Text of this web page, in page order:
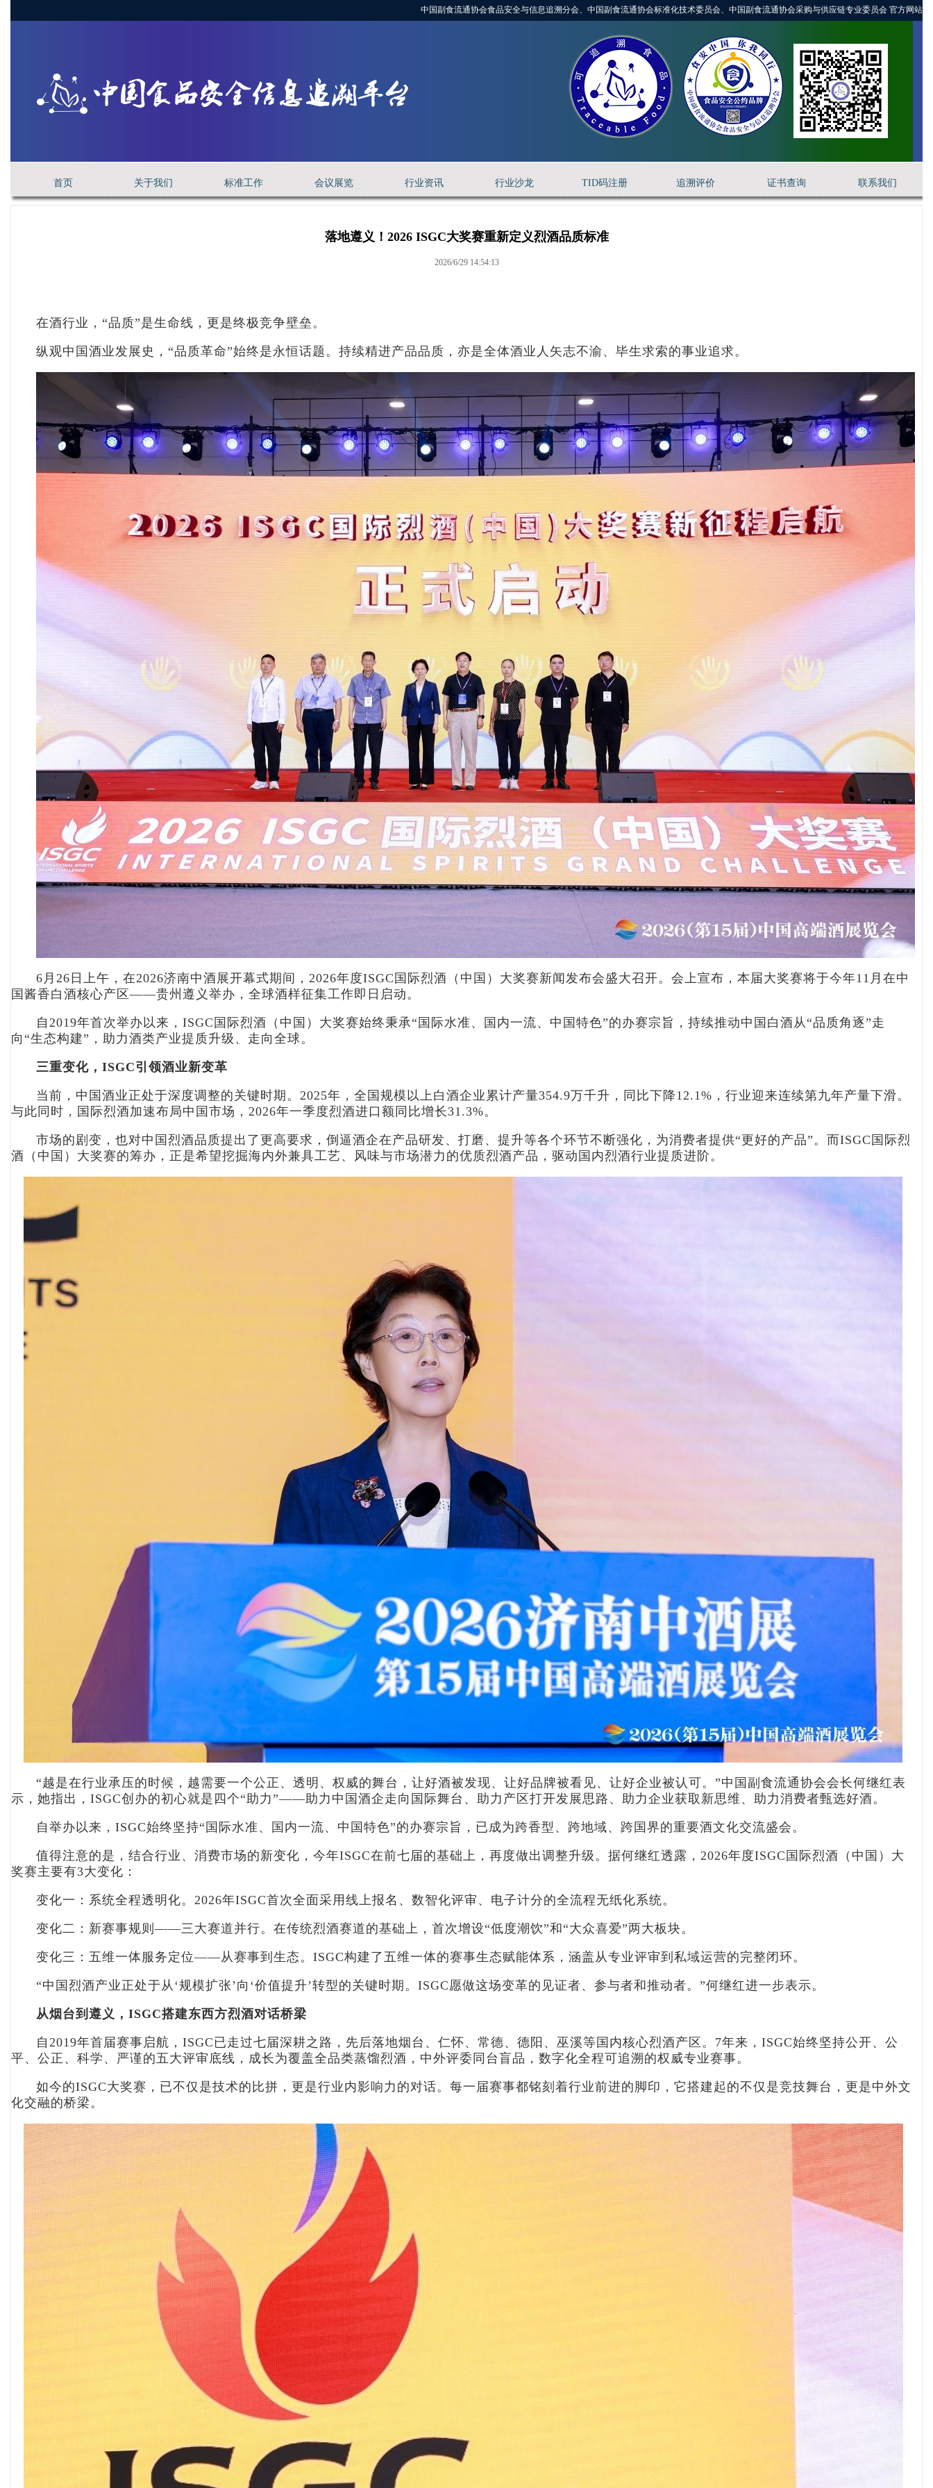
中国副食流通协会食品安全与信息追溯分会、中国副食流通协会标准化技术委员会、中国副食流通协会采购与供应链专业委员会 官方网站
首页 关于我们 标准工作 会议展览 行业资讯 行业沙龙 TID码注册 追溯评价 证书查询 联系我们
落地遵义！2026 ISGC大奖赛重新定义烈酒品质标准
2026/6/29 14:54:13
在酒行业，“品质”是生命线，更是终极竞争壁垒。
纵观中国酒业发展史，“品质革命”始终是永恒话题。持续精进产品品质，亦是全体酒业人矢志不渝、毕生求索的事业追求。
6月26日上午，在2026济南中酒展开幕式期间，2026年度ISGC国际烈酒（中国）大奖赛新闻发布会盛大召开。会上宣布，本届大奖赛将于今年11月在中
国酱香白酒核心产区——贵州遵义举办，全球酒样征集工作即日启动。
自2019年首次举办以来，ISGC国际烈酒（中国）大奖赛始终秉承“国际水准、国内一流、中国特色”的办赛宗旨，持续推动中国白酒从“品质角逐”走
向“生态构建”，助力酒类产业提质升级、走向全球。
三重变化，ISGC引领酒业新变革
当前，中国酒业正处于深度调整的关键时期。2025年，全国规模以上白酒企业累计产量354.9万千升，同比下降12.1%，行业迎来连续第九年产量下滑。
与此同时，国际烈酒加速布局中国市场，2026年一季度烈酒进口额同比增长31.3%。
市场的剧变，也对中国烈酒品质提出了更高要求，倒逼酒企在产品研发、打磨、提升等各个环节不断强化，为消费者提供“更好的产品”。而ISGC国际烈
酒（中国）大奖赛的筹办，正是希望挖掘海内外兼具工艺、风味与市场潜力的优质烈酒产品，驱动国内烈酒行业提质进阶。
“越是在行业承压的时候，越需要一个公正、透明、权威的舞台，让好酒被发现、让好品牌被看见、让好企业被认可。”中国副食流通协会会长何继红表
示，她指出，ISGC创办的初心就是四个“助力”——助力中国酒企走向国际舞台、助力产区打开发展思路、助力企业获取新思维、助力消费者甄选好酒。
自举办以来，ISGC始终坚持“国际水准、国内一流、中国特色”的办赛宗旨，已成为跨香型、跨地域、跨国界的重要酒文化交流盛会。
值得注意的是，结合行业、消费市场的新变化，今年ISGC在前七届的基础上，再度做出调整升级。据何继红透露，2026年度ISGC国际烈酒（中国）大
奖赛主要有3大变化：
变化一：系统全程透明化。2026年ISGC首次全面采用线上报名、数智化评审、电子计分的全流程无纸化系统。
变化二：新赛事规则——三大赛道并行。在传统烈酒赛道的基础上，首次增设“低度潮饮”和“大众喜爱”两大板块。
变化三：五维一体服务定位——从赛事到生态。ISGC构建了五维一体的赛事生态赋能体系，涵盖从专业评审到私域运营的完整闭环。
“中国烈酒产业正处于从‘规模扩张’向‘价值提升’转型的关键时期。ISGC愿做这场变革的见证者、参与者和推动者。”何继红进一步表示。
从烟台到遵义，ISGC搭建东西方烈酒对话桥梁
自2019年首届赛事启航，ISGC已走过七届深耕之路，先后落地烟台、仁怀、常德、德阳、巫溪等国内核心烈酒产区。7年来，ISGC始终坚持公开、公
平、公正、科学、严谨的五大评审底线，成长为覆盖全品类蒸馏烈酒，中外评委同台盲品，数字化全程可追溯的权威专业赛事。
如今的ISGC大奖赛，已不仅是技术的比拼，更是行业内影响力的对话。每一届赛事都铭刻着行业前进的脚印，它搭建起的不仅是竞技舞台，更是中外文
化交融的桥梁。